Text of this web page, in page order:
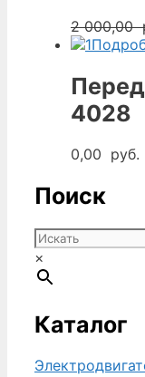
2 000,00
4028
0,00 руб.
Поиск
×
Каталог